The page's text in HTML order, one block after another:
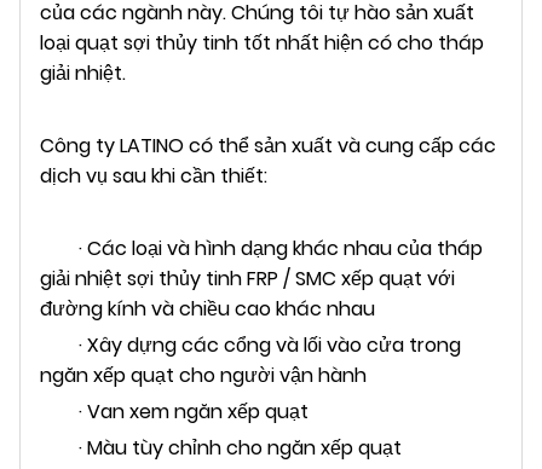
của các ngành này. Chúng tôi tự hào sản xuất
loại quạt sợi thủy tinh tốt nhất hiện có cho tháp
giải nhiệt.
Công ty LATINO có thể sản xuất và cung cấp các
dịch vụ sau khi cần thiết:
· Các loại và hình dạng khác nhau của tháp
giải nhiệt sợi thủy tinh FRP / SMC xếp quạt với
đường kính và chiều cao khác nhau
· Xây dựng các cổng và lối vào cửa trong
ngăn xếp quạt cho người vận hành
· Van xem ngăn xếp quạt
· Màu tùy chỉnh cho ngăn xếp quạt